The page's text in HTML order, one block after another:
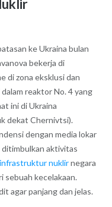
ke Ukraina bulan
bekerja di
di zona eksklusi dan
reaktor No. 4 yang
ini di Ukraina
dekat Chernivtsi).
dengan media lokar
ditimbulkan aktivitas
infrastruktur nuklirnegara
sebuah kecelakaan.
agar panjang dan jelas.